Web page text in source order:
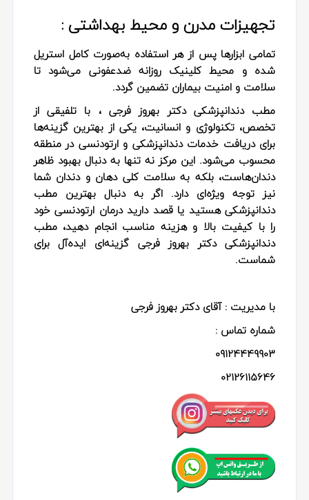
تجهیزات مدرن و محیط بهداشتی :
تمامی ابزارها پس از هر استفاده به‌صورت کامل استریل
شده و محیط کلینیک روزانه ضدعفونی می‌شود تا
سلامت و امنیت بیماران تضمین گردد.
مطب دندانپزشکی دکتر بهروز فرجی ، با تلفیقی از
تخصص، تکنولوژی و انسانیت، یکی از بهترین گزینه‌ها
برای دریافت خدمات دندانپزشکی و ارتودنسی در منطقه
محسوب می‌شود. این مرکز نه تنها به دنبال بهبود ظاهر
دندان‌هاست، بلکه به سلامت کلی دهان و دندان شما
نیز توجه ویژه‌ای دارد. اگر به دنبال بهترین مطب
دندانپزشکی هستید یا قصد دارید درمان ارتودنسی خود
را با کیفیت بالا و هزینه مناسب انجام دهید، مطب
دندانپزشکی دکتر بهروز فرجی گزینه‌ای ایده‌آل برای
شماست.
با مدیریت : آقای دکتر بهروز فرجی
شماره تماس :
09124449903
02126115646